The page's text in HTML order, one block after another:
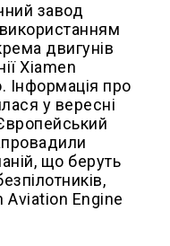
завод
двигунів
Xiamen
Інформація про
у вересні
що беруть
Aviation Engine